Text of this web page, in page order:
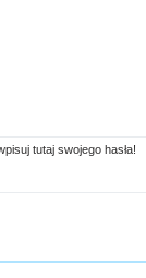
tutaj swojego hasła!